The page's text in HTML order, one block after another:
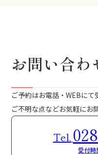
お問い合わ
ご予約はお電話・WEBにて
ご不明な点などお気軽にお
Tel.
受付